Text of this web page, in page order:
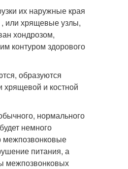
их наружные края
, или хрящевые узлы,
хондрозом,
контуром здорового
образуются
и костной
нормального
немного
межпозвонковые
питания, а
межпозвонковых